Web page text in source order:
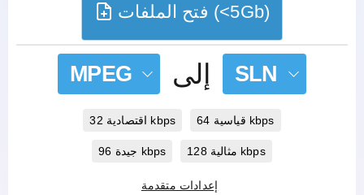
فتح الملفات (<5Gb)
MPEG إلى SLN
اقتصادية 32 kbps قياسية 64 kbps
جيدة 96 kbps مثالية 128 kbps
إعدادات متقدمة